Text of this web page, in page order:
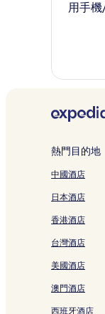
用手
熱門目的地
中國酒店
日本酒店
香港酒店
台灣酒店
美國酒店
澳門酒店
西班牙酒店